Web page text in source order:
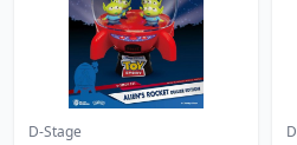
D-Stage